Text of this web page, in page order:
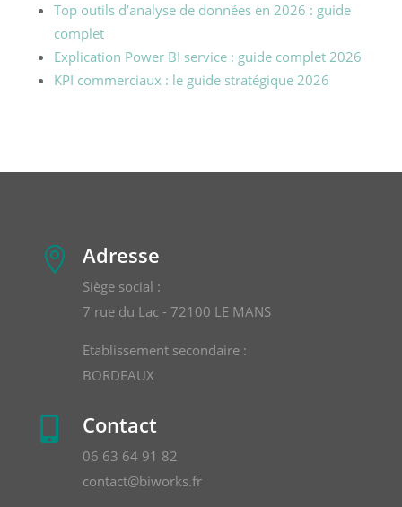
Top outils d’analyse de données en 2026 : guide
complet
Explication Power BI service : guide complet 2026
KPI commerciaux : le guide stratégique 2026
 Adresse
Siège social :
7 rue du Lac - 72100 LE MANS
Etablissement secondaire :
BORDEAUX
 Contact
06 63 64 91 82
contact@biworks.fr